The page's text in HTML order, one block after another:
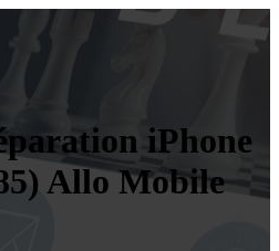
iPhone
Allo Mobile